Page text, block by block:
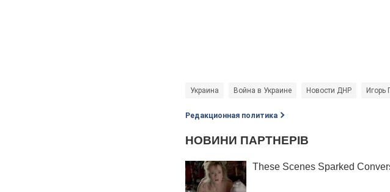
Украина Война в Украине Новости ДНР Игорь
Редакционная политика